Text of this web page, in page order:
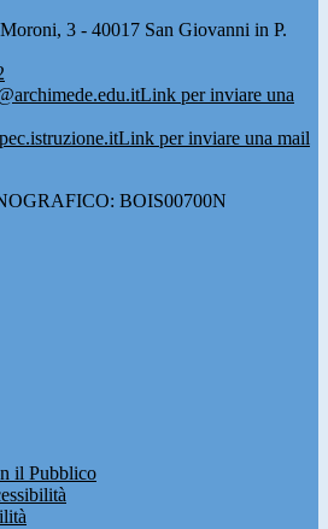
3 - 40017 San Giovanni in P.
Link per inviare una
Link per inviare una mail
BOIS00700N
il Pubblico